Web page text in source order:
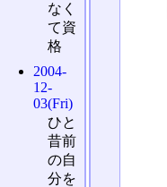
なく
て資
格
2004-
12-
03(Fri)
ひと
昔前
の自
分を